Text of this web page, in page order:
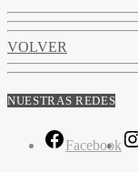
VOLVER
NUESTRAS REDES
Facebook